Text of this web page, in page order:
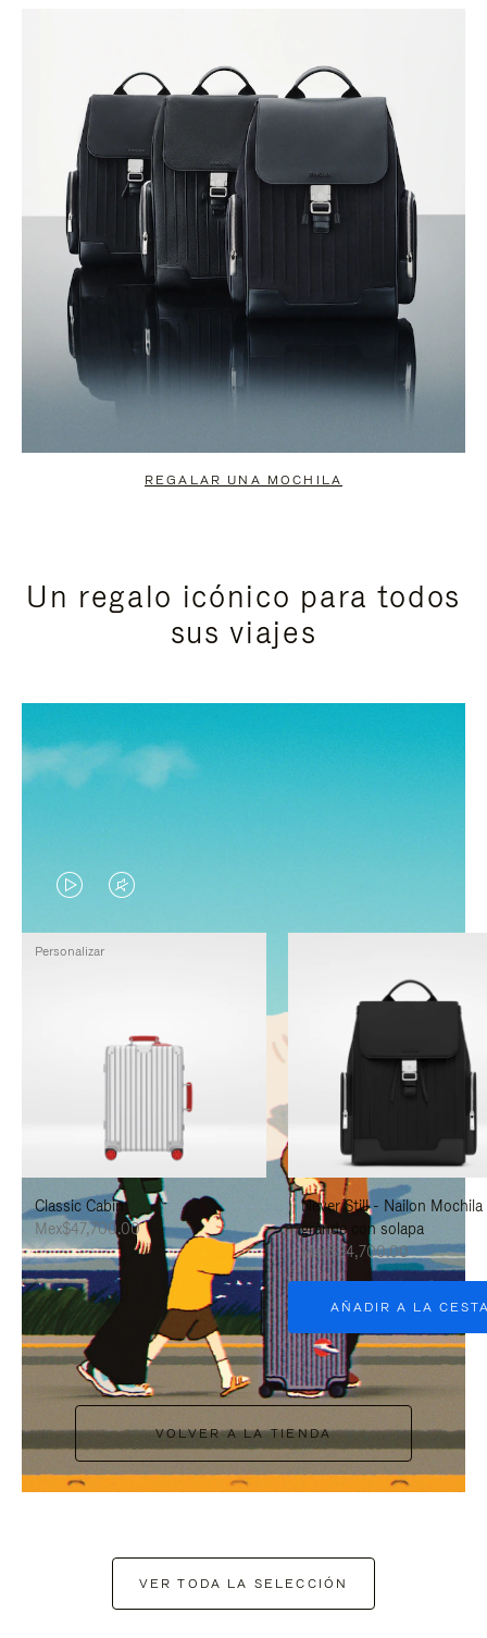
REGALAR UNA MOCHILA
Un regalo icónico para todos
sus viajes
EL
VÍDEO
PAUSADO,
PARA
PAUSARLO.
EL
SONIDO
ESTÁ
DESACTIVADO:
PULSE
PARA
ACTIVARLO.
Classic Cabin
Mex$47,700.00
Personalizar
Never Still - Nailon Mochila
grande con solapa
Mex$34,700.00
AÑADIR A LA
VOLVER A LA TIENDA
VER TODA LA SELECCIÓN